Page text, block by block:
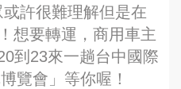
許很難理解但是在
想要轉運，商用車主
到23來一趟台中國際
覽會」等你喔！